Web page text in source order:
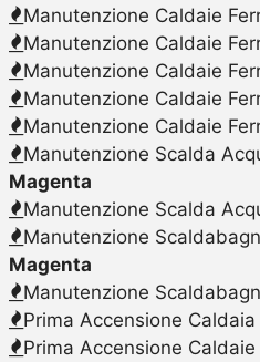
Manutenzione Caldaie
Manutenzione Caldaie
Manutenzione Caldaie
Manutenzione Caldaie
Manutenzione Caldaie
Manutenzione Scalda
Magenta
Manutenzione Scalda
Manutenzione
Magenta
Manutenzione
Prima Accensione Caldaia
Prima Accensione